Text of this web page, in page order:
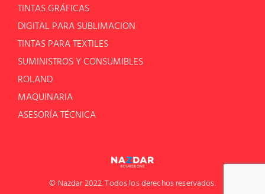
TINTAS GRÁFICAS
DIGITAL PARA SUBLIMACION
TINTAS PARA TEXTILES
SUMINISTROS Y CONSUMIBLES
ROLAND
MAQUINARIA
ASESORÍA TÉCNICA
© Nazdar 2022. Todos los derechos reservados.